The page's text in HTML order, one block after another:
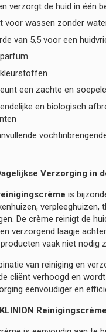
verzorgt de huid in één
voor wassen zonder
van 5,5 voor een
een zachte en
en biologisch
Verzorging in
is
verpleeghuizen,
De crème reinigt de
verzorgend laagje
vaak niet nodig
van reiniging en
cliënt verhoogd en wordt
eenvoudiger en
Reinigingscrème